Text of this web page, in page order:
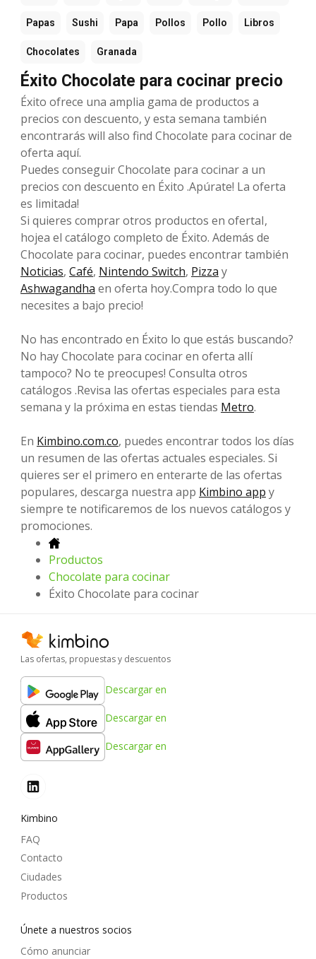
Papas Sushi Papa Pollos Pollo Libros
Chocolates Granada
Éxito Chocolate para cocinar precio
Éxito ofrece una amplia gama de productos a
precios con descuento, y esta semana también
encontrarás will also find Chocolate para cocinar de
oferta aquí.
Puedes conseguir Chocolate para cocinar a un
precios con descuento en Éxito .Apúrate! La oferta
es limitada!
Si quieres comprar otros productos en ofertaI,
hojea el catálogo completo de Éxito. Además de
Chocolate para cocinar, puedes encontrar también
Noticias, Café, Nintendo Switch, Pizza y
Ashwagandha en oferta hoy.Compra todo lo que
necesites a bajo precio!
No has encontrado en Éxito lo que estás buscando?
No hay Chocolate para cocinar en oferta allí
tampoco? No te preocupes! Consulta otros
catálogos .Revisa las ofertas especiales para esta
semana y la próxima en estas tiendas Metro.
En Kimbino.com.co, puedes encontrar todos los días
un resumen de las ofertas actuales especiales. Si
quieres ser el primero en enterarte de las ofertas
populares, descarga nuestra app Kimbino app y
siempre te notificaremos de los nuevos catálogos y
promociones.
Productos
Chocolate para cocinar
Éxito Chocolate para cocinar
Las ofertas, propuestas y descuentos
Descargar en
Descargar en
Descargar en
Kimbino
FAQ
Contacto
Ciudades
Productos
Únete a nuestros socios
Cómo anunciar